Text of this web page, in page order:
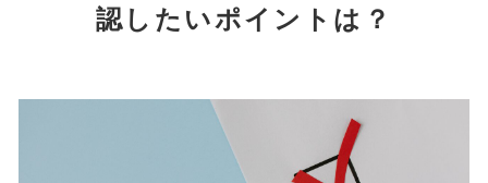
認したいポイントは？